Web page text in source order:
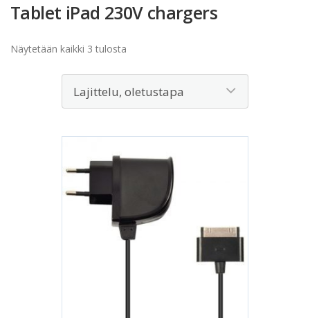
Tablet iPad 230V chargers
Näytetään kaikki 3 tulosta